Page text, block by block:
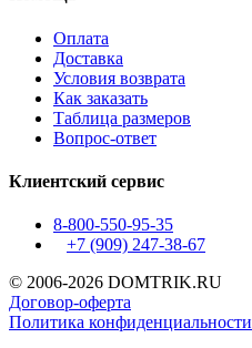
Оплата
Доставка
Условия возврата
Как заказать
Таблица размеров
Вопрос-ответ
Клиентский сервис
8-800-550-95-35
+7 (909) 247-38-67
© 2006-2026 DOMTRIK.RU
Договор-оферта
Политика конфиденциальности